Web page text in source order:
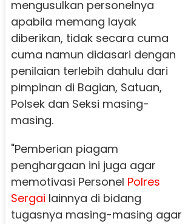
mengusulkan personelnya
apabila memang layak
diberikan, tidak secara cuma
cuma namun didasari dengan
penilaian terlebih dahulu dari
pimpinan di Bagian, Satuan,
Polsek dan Seksi masing-
masing.
"Pemberian piagam
penghargaan ini juga agar
memotivasi Personel Polres
Sergai lainnya di bidang
tugasnya masing-masing agar